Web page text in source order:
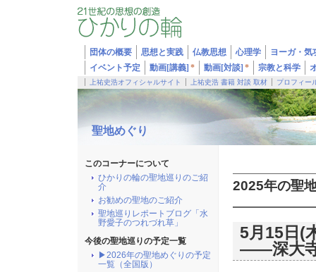
団体の概要 思想と実践 仏教思想 心理学
ヨーガ・気
イベント予定
動画[講義] * 動画[対談] * 宗教と科学
上祐史浩オフィシャルサイト 上祐史浩 書籍 対談 取材 プロフィー
聖地めぐり
2025年の聖
5月15日(
――深大
このコーナーについて
ひかりの輪の聖地巡りのご紹
介
お勧めの聖地のご紹介
聖地巡りレポートブログ「水
野愛子のつれづれ草」
今後の聖地巡りの予定一覧
▶2026年の聖地めぐりの予定
一覧（全国版）